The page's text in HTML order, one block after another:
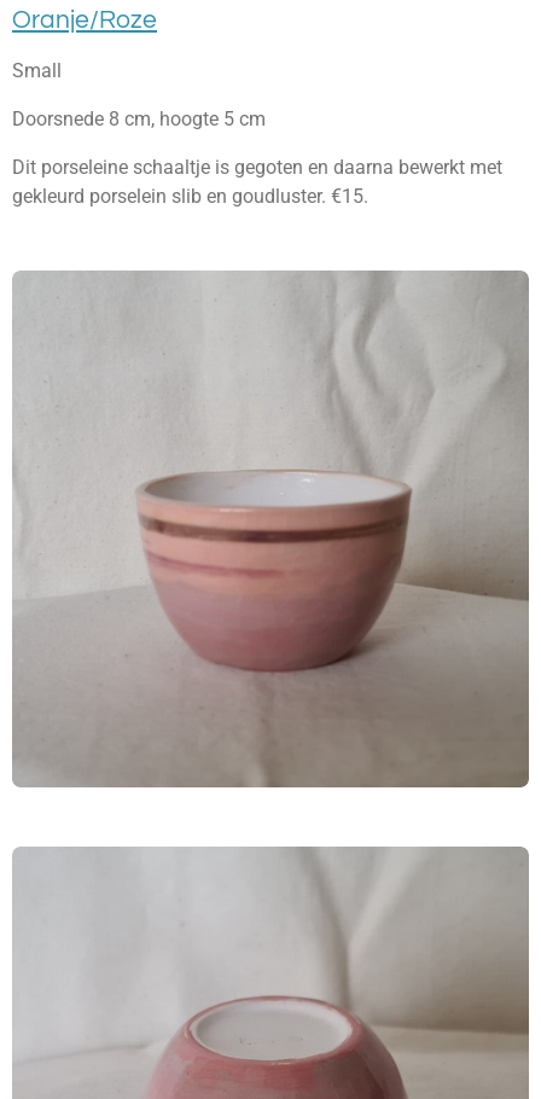
Oranje/Roze
Small
Doorsnede 8 cm, hoogte 5 cm
Dit porseleine schaaltje is gegoten en daarna bewerkt met
gekleurd porselein slib en goudluster. €15.